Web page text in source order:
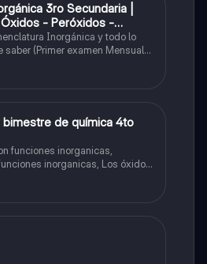
3ro Secundaria |
- Peróxidos -
Inorgánica y todo lo
saber (Primer examen Mensual
bimestre de química 4to
funciones inorganicas,
inorganicas, Los óxidos